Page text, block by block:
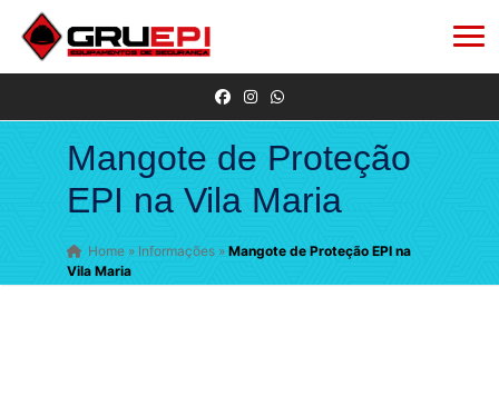
Mangote de Proteção
EPI na Vila Maria
Home» Informações » Mangote de Proteção EPI na
Vila Maria